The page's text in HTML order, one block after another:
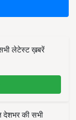
लेटेस्ट ख़बरें
देशभर की सभी